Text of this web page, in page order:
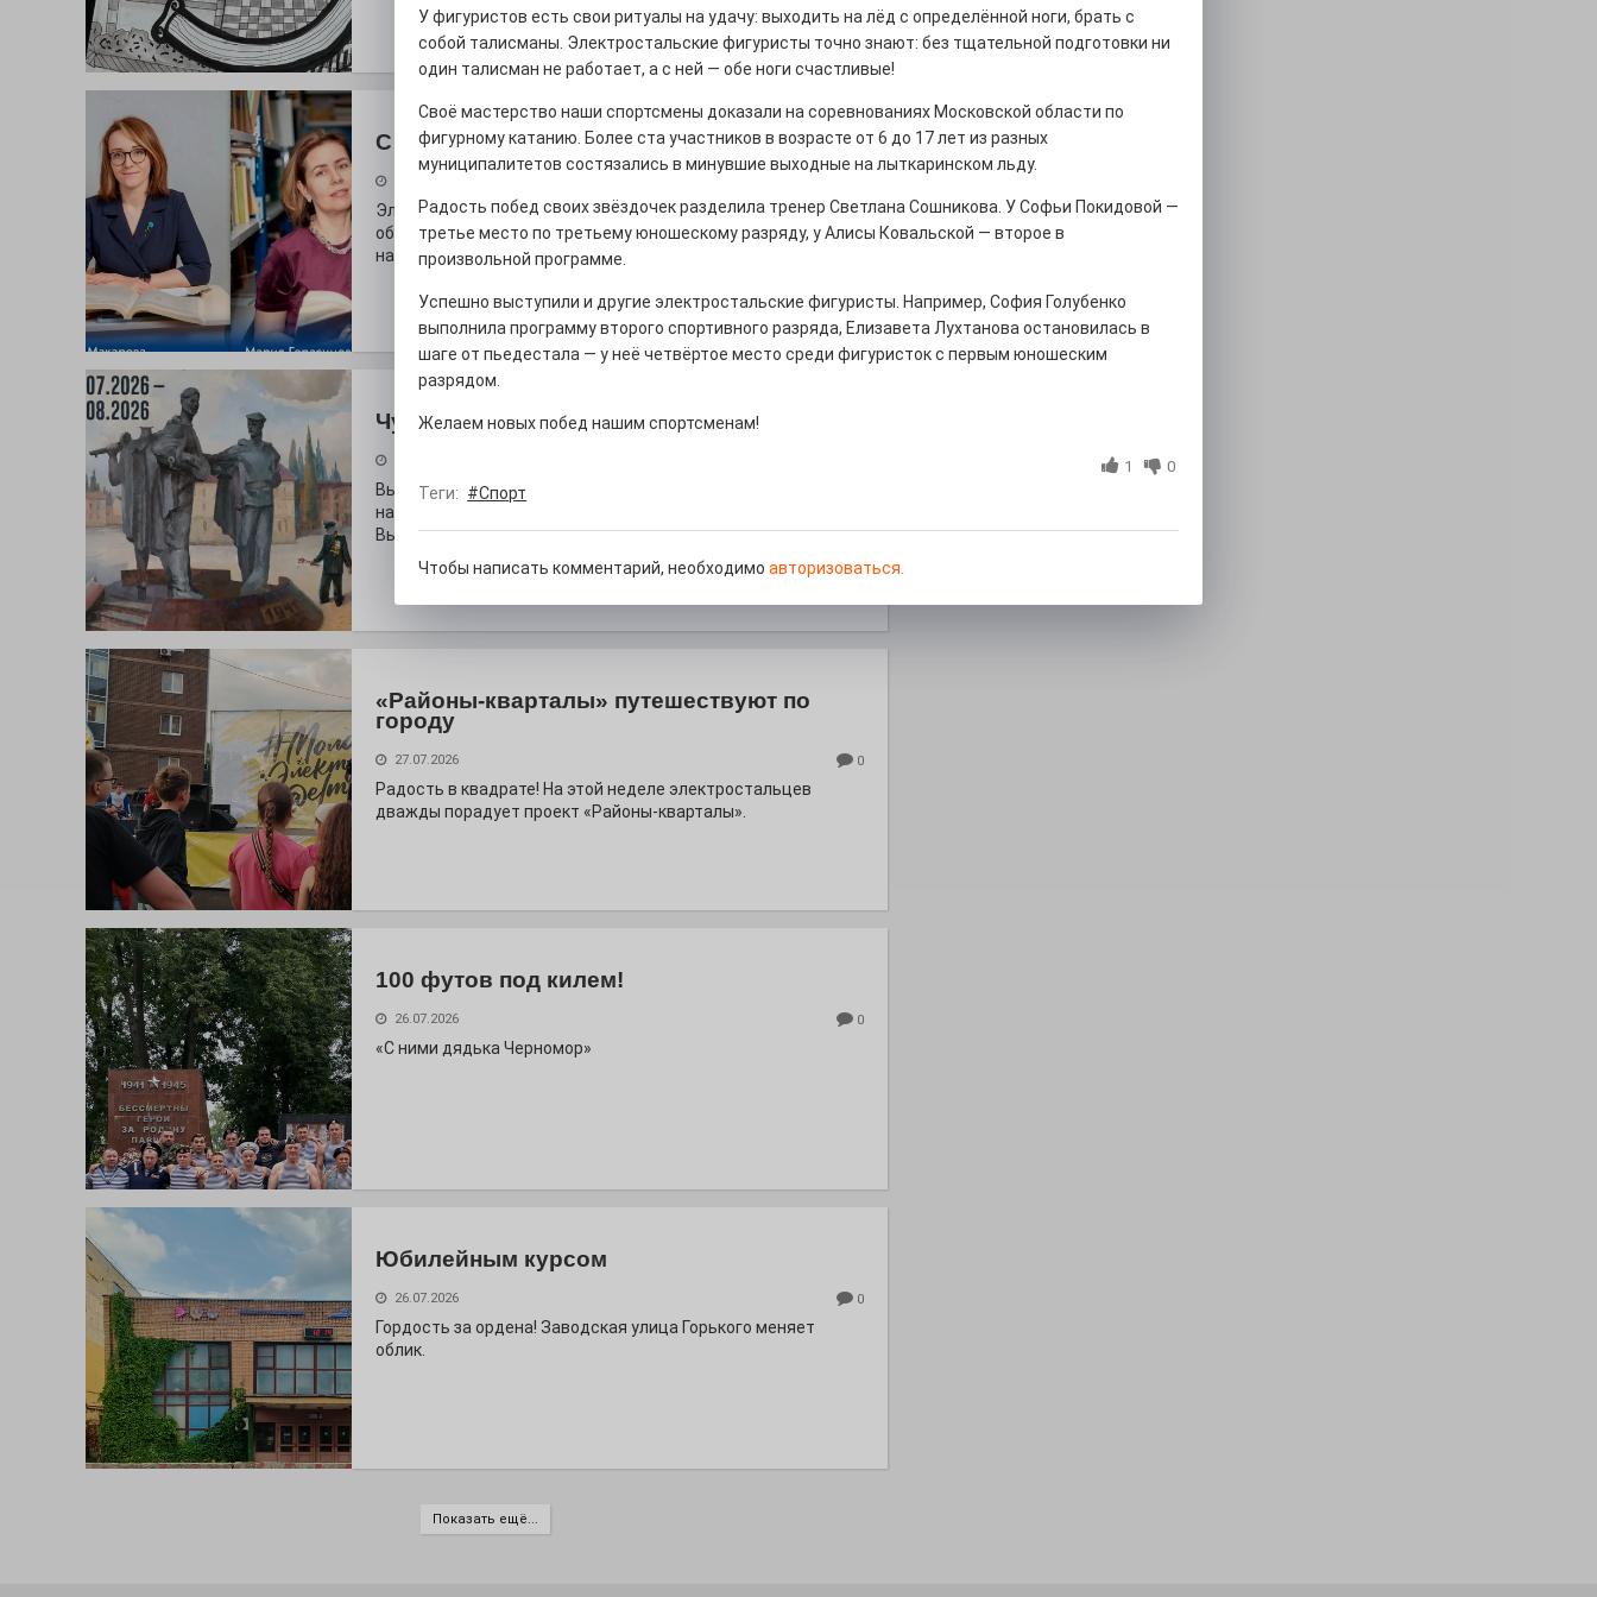
С любовью к истории, литературе и детям
Электросталь давно зарекомендовала себя флагманом
образования. В очередной раз этот статус подтвердили
наши педагоги.
Чувство Родины — одно на всех
Выставка «Палитра героизма» — новый масштабный проект,
на который электростальцев приглашает к себе
Выставочный зал им. Олега Коняшина.
«Районы-кварталы» путешествуют по
городу
27.07.2026 0
Радость в квадрате! На этой неделе электростальцев
дважды порадует проект «Районы-кварталы».
100 футов под килем!
26.07.2026 0
«С ними дядька Черномор»
Юбилейным курсом
26.07.2026 0
Гордость за ордена! Заводская улица Горького меняет
облик.
Показать ещё...
У фигуристов есть свои ритуалы на удачу: выходить на лёд с определённой ноги, брать с
собой талисманы. Электростальские фигуристы точно знают: без тщательной подготовки ни
один талисман не работает, а с ней — обе ноги счастливые!
Своё мастерство наши спортсмены доказали на соревнованиях Московской области по
фигурному катанию. Более ста участников в возрасте от 6 до 17 лет из разных
муниципалитетов состязались в минувшие выходные на лыткаринском льду.
Радость побед своих звёздочек разделила тренер Светлана Сошникова. У Софьи Покидовой —
третье место по третьему юношескому разряду, у Алисы Ковальской — второе в
произвольной программе.
Успешно выступили и другие электростальские фигуристы. Например, София Голубенко
выполнила программу второго спортивного разряда, Елизавета Лухтанова остановилась в
шаге от пьедестала — у неё четвёртое место среди фигуристок с первым юношеским
разрядом.
Желаем новых побед нашим спортсменам!
1 0
Теги: #Спорт
Чтобы написать комментарий, необходимо авторизоваться.